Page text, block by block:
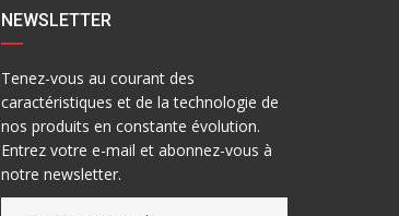
NEWSLETTER
Tenez-vous au courant des
caractéristiques et de la technologie de
nos produits en constante évolution.
Entrez votre e-mail et abonnez-vous à
notre newsletter.